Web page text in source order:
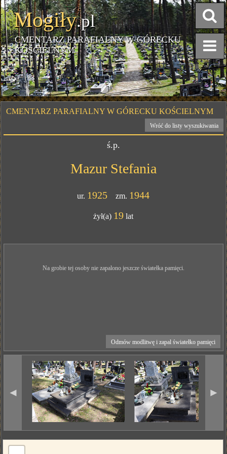
Mogiły.pl
CMENTARZ PARAFIALNY W GÓRECKU
KOŚCIELNYM
CMENTARZ PARAFIALNY W GÓRECKU KOŚCIELNYM
Wróć do listy wyszukiwania
ś.p.
Mazur Stefania
ur. 1925 zm. 1944
żył(a) 19 lat
Na grobie tej osoby nie zapalono jeszcze światełka pamięci.
Odmów modlitwę i zapal światełko pamięci
◄ ►